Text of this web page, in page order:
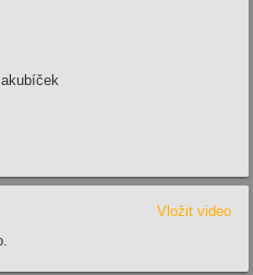
Vložit video